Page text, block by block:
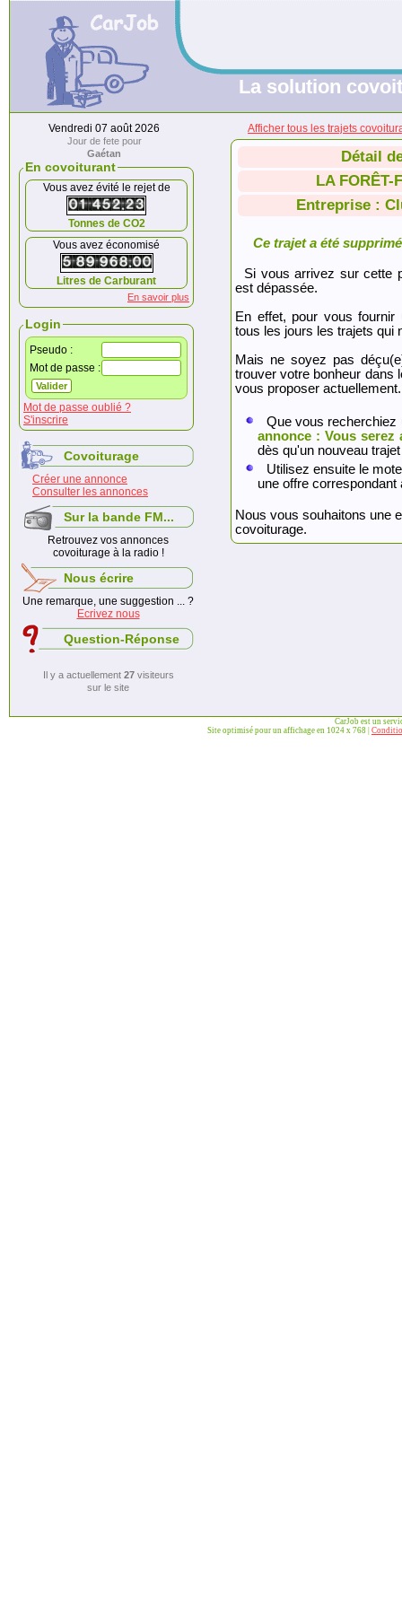
La solution
Vendredi 07 août 2026
Jour de fete pour
Gaétan
En covoiturant
Vous avez évité le rejet de
Tonnes de CO2
Vous avez économisé
Litres de Carburant
En savoir plus
Login
Pseudo :
Mot de passe :
Mot de passe oublié ?
S'inscrire
Covoiturage
Créer une annonce
Consulter les annonces
Sur la bande FM...
Retrouvez vos annonces
covoiturage à la radio !
Nous écrire
Une remarque, une suggestion ... ?
Ecrivez nous
Question-Réponse
Il y a actuellement 27visiteurs
sur le site
Afficher tous les trajets
Détail
LA FORÊT-
Entreprise :
Ce trajet a été
Si vous arrivez sur cette
est dépassée.
En effet, pour vous fournir
tous les jours les trajets qui
Mais ne soyez pas
trouver votre bonheur dans
vous proposer actuellement.
Que vous
annonce : Vous serez
dès qu'un nouveau
Utilisez ensuite le
une offre
Nous vous souhaitons une
covoiturage.
CarJob est un
Site optimisé pour un affichage en 1024 x 768 |